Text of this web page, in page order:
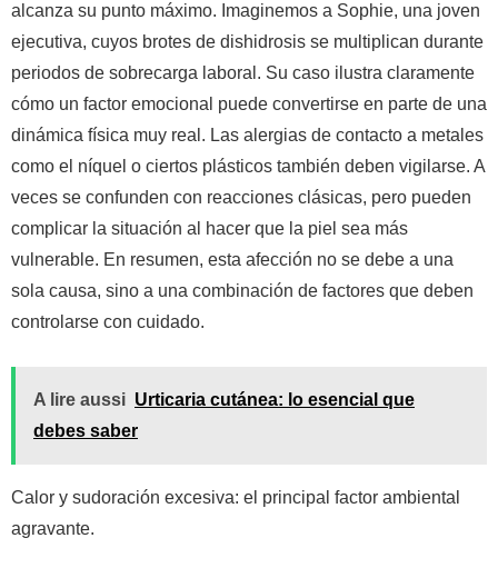
alcanza su punto máximo. Imaginemos a Sophie, una joven
ejecutiva, cuyos brotes de dishidrosis se multiplican durante
periodos de sobrecarga laboral. Su caso ilustra claramente
cómo un factor emocional puede convertirse en parte de una
dinámica física muy real. Las alergias de contacto a metales
como el níquel o ciertos plásticos también deben vigilarse. A
veces se confunden con reacciones clásicas, pero pueden
complicar la situación al hacer que la piel sea más
vulnerable. En resumen, esta afección no se debe a una
sola causa, sino a una combinación de factores que deben
controlarse con cuidado.
A lire aussi Urticaria cutánea: lo esencial que
debes saber
Calor y sudoración excesiva: el principal factor ambiental
agravante.